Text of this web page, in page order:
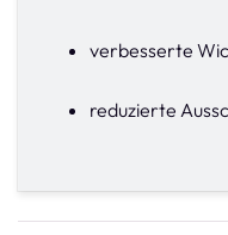
verbesserte
reduzierte